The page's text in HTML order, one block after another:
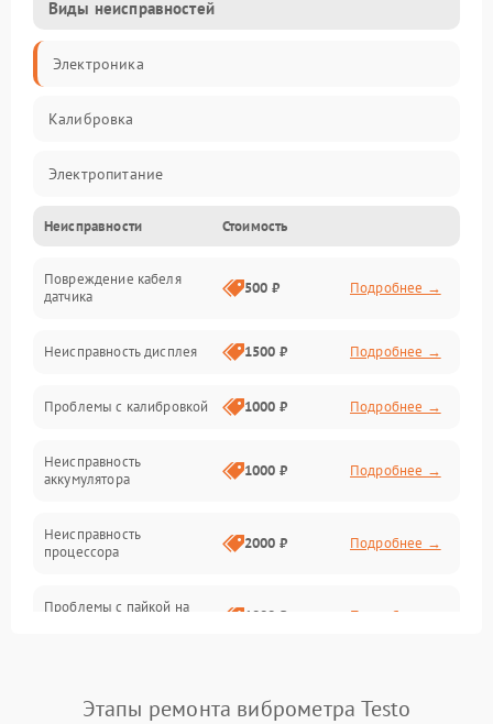
Виды неисправностей
Электроника
Калибровка
Электропитание
Датчики
Измерения
Электроника/Механические
Механические повреждения
Неисправности Стоимость
Повреждение кабеля
датчика
500 ₽ Подробнее →
Неисправность дисплея 1500 ₽ Подробнее →
Проблемы с калибровкой 1000 ₽ Подробнее →
Неисправность
аккумулятора
1000 ₽ Подробнее →
Неисправность
процессора
2000 ₽ Подробнее →
Проблемы с пайкой на
1000 ₽ Подробнее →
управленияЭтапы ремонта виброметра Testo